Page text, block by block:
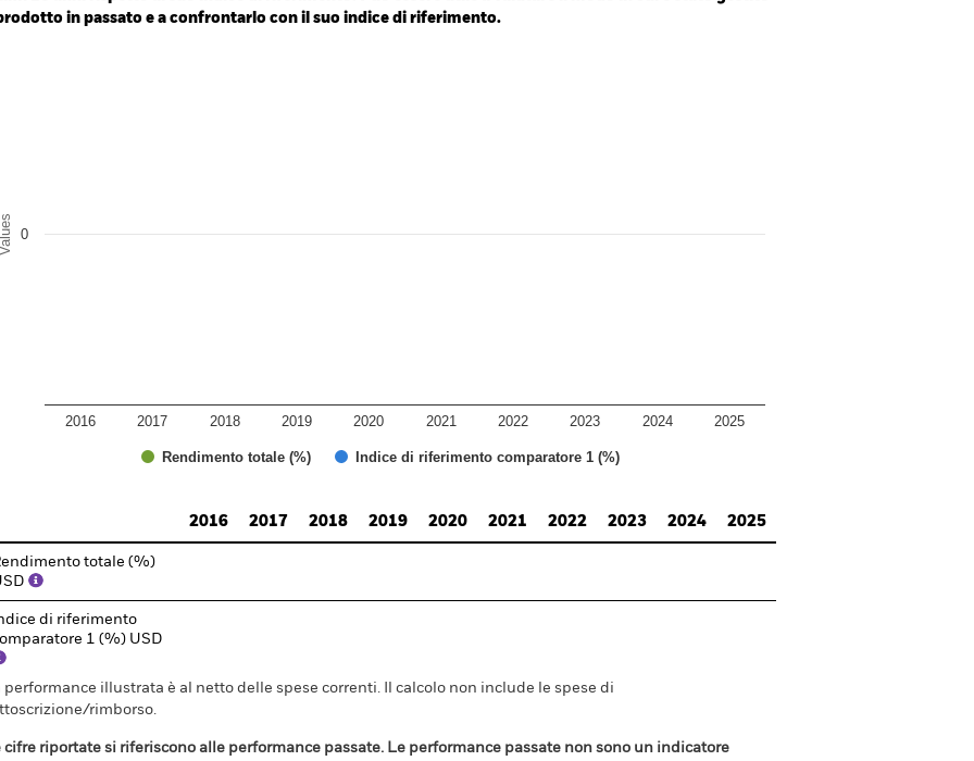
in passato e a confrontarlo con il suo indice di riferimento.
Values
Rendimento totale (%) Indice di riferimento comparatore 1 (%)
2016 2017 2018 2019 2020 2021 2022 2023 2024 2025
0
2016
2017 2018 2019 2020 2021 2022 2023 2024 2025
totale (%)
di riferimento
1 (%) USD
performance illustrata è al netto delle spese correnti. Il calcolo non include le spese di
rimborso.
cifre riportate si riferiscono alle performance passate. Le performance passate non sono un indicatore